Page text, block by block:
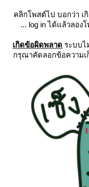
คลิกโพสต์ไป บอกว่า เ
... log in ได้แล้วลอง
เกิดข้อผิดพลาด ระบบ
กรุณาคัดลอกข้อความเ